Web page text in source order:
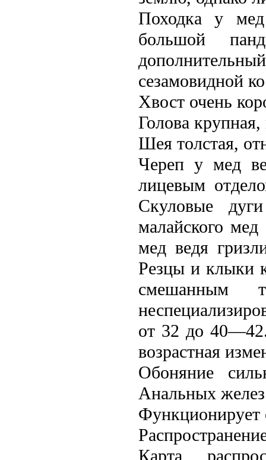
Походка у
большой
сезамовидной
Хвост очень
Голова
Шея толстая,
Череп у мед
лицевым
Скуловые
малайского
мед вeдя
Резцы и клыки
смешанным
от 32 до
возрастная
Обоняние
Анальных
Функционирует
Карта